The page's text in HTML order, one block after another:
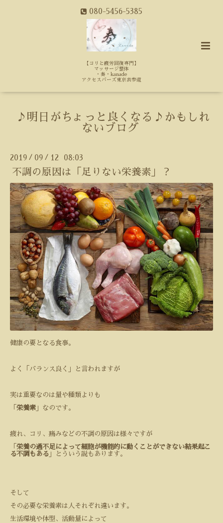
080-5456-5385
【コリと疲労回復専門】
マッサージ整体
・奏・kanade
アクセスバーズ東京表参道
♪明日がちょっと良くなる♪かもしれ
ないブログ
2019 / 09 / 12 08:03
不調の原因は「足りない栄養素」？
健康の要となる食事。
よく「バランス良く」と言われますが
実は重要なのは量や種類よりも
「 栄養素 」なのです。
疲れ、コリ、痛みなどの不調の原因は様々ですが
「 栄養の過不足によって細胞が機能的に動くことができない結果起こ
る不調もある 」とういう説もあります。
そして
その必要な栄養素は人それぞれ違います。
生活環境や体型、活動量によって